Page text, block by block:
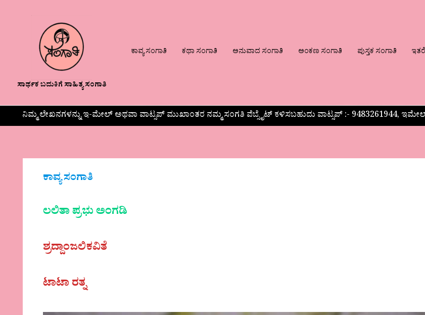
ಸಾರ್ಥಕ ಬದುಕಿಗೆ ಸಾಹಿತ್ಯ ಸಂಗಾತಿ
ಕಾವ್ಯ ಸಂಗಾತಿ ಕಥಾ ಸಂಗಾತಿ ಅನುವಾದ ಸಂಗಾತಿ ಅಂಕಣ ಸಂಗಾತಿ ಪುಸ್ತಕ ಸಂಗಾತಿ ಇತರೆ
ನಿಮ್ಮ ಲೇಖನಗಳನ್ನು ಇ-ಮೇಲ್ ಅಥವಾ ವಾಟ್ಸಪ್ ಮುಖಾಂತರ ನಮ್ಮ ಸಂಗತಿ ವೆಬ್ಸೈಟ್ ಕಳಿಸಬಹುದು ವಾಟ್ಸಪ್‌ :- 9483261944,
ಕಾವ್ಯ ಸಂಗಾತಿ
ಲಲಿತಾ ಪ್ರಭು ಅಂಗಡಿ
ಶ್ರದ್ದಾಂಜಲಿಕವಿತೆ
ಟಾಟಾ ರತ್ನ